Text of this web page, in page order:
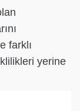
farklı
yerine